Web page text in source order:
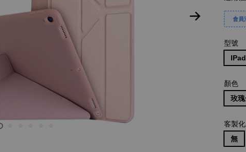
會員
型號
顏色
玫
客製
無